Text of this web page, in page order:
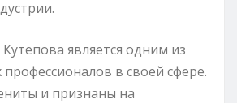
является одним из
в своей сфере.
и признаны на